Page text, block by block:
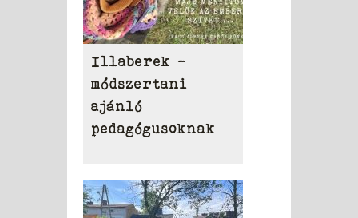
Illaberek -
módszertani
ajánló
pedagógusoknak